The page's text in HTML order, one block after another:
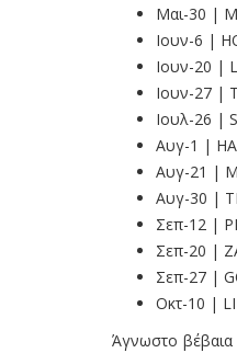
Μαι-30 |
Ιουν-6 |
Ιουν-20 |
Ιουν-27 |
Ιουλ-26 |
Αυγ-1 |
Αυγ-21 |
Αυγ-30 |
Σεπ-12 |
Σεπ-20 |
Σεπ-27 |
Οκτ-10 |
Άγνωστο βέβαια